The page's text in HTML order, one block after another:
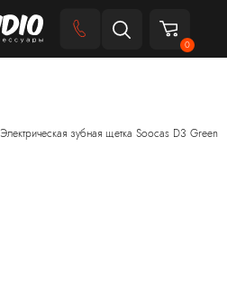
0
Электрическая зубная щетка Soocas D3 Green